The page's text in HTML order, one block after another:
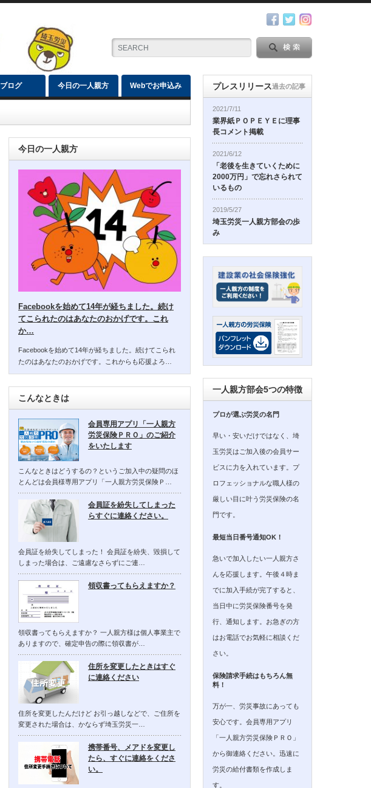
ブログ 今日の一人親方 Webでお申込み
今日の一人親方
Facebookを始めて14年が経ちました。続け
てこられたのはあなたのおかげです。これ
か…
Facebookを始めて14年が経ちました。続けてこられ
たのはあなたのおかげです。これからも応援よろ…
こんなときは
会員専用アプリ「一人親方
労災保険ＰＲＯ」のご紹介
をいたします
こんなときはどうするの？というご加入中の疑問のほ
とんどは会員様専用アプリ「一人親方労災保険Ｐ…
会員証を紛失してしまった
らすぐに連絡ください。
会員証を紛失してしまった！ 会員証を紛失、毀損して
しまった場合は、ご遠慮なさらずにご連…
領収書ってもらえますか？
領収書ってもらえますか？ 一人親方様は個人事業主で
ありますので、確定申告の際に領収書が…
住所を変更したときはすぐ
に連絡ください
住所を変更したんだけど お引っ越しなどで、ご住所を
変更された場合は、かならず埼玉労災一…
携帯番号、メアドを変更し
たら、すぐに連絡をくださ
い。
プレスリリース
2021/7/11
業界紙ＰＯＰＥＹＥに理事
長コメント掲載
2021/6/12
「老後を生きていくために
2000万円」で忘れさられて
いるもの
2019/5/27
埼玉労災一人親方部会の歩
み
過去の記事
一人親方部会5つの特徴
プロが選ぶ労災の名門
早い・安いだけではなく、埼
玉労災はご加入後の会員サー
ビスに力を入れています。プ
ロフェッショナルな職人様の
厳しい目に叶う労災保険の名
門です。
最短当日番号通知OK！
急いで加入したい一人親方さ
んを応援します。午後４時ま
でに加入手続が完了すると、
当日中に労災保険番号を発
行、通知します。お急ぎの方
はお電話でお気軽に相談くだ
さい。
保険請求手続はもちろん無
料！
万が一、労災事故にあっても
安心です。会員専用アプリ
「一人親方労災保険ＰＲＯ」
から御連絡ください。迅速に
労災の給付書類を作成しま
す。